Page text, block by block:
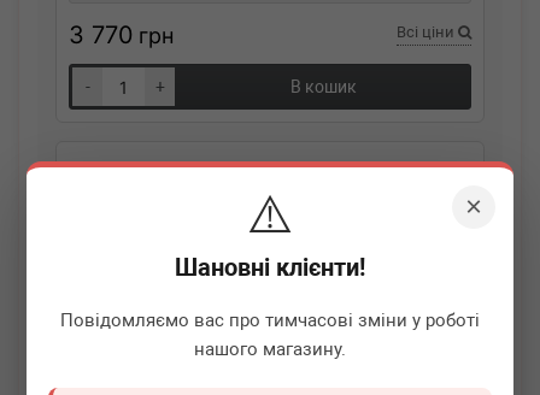
×
⚠️
Шановні клієнти!
Повідомляємо вас про тимчасові зміни у роботі
нашого магазину.
3 770 грн Всі ціни
- + В кошик